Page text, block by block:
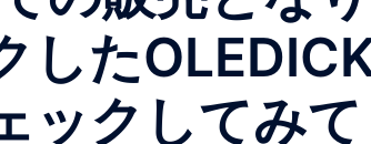
した
ックしてみ